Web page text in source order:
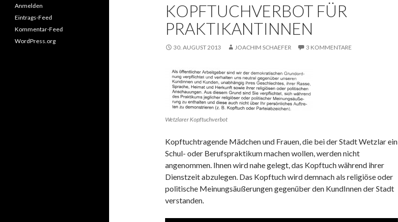
KOPFTUCHVERBOT FÜR
PRAKTIKANTINNEN
30. AUGUST 2013 JOACHIM SCHAEFER 3 KOMMENTARE
Wetzlarer Kopftuchverbot
Kopftuchtragende Mädchen und Frauen, die bei der Stadt Wetzlar ein
Schul- oder Berufspraktikum machen wollen, werden nicht
angenommen. Ihnen wird nahe gelegt, das Kopftuch während ihrer
Dienstzeit abzulegen. Das Kopftuch wird demnach als religiöse oder
politische Meinungsäußerungen gegenüber den KundInnen der Stadt
verstanden.
Anmelden
Eintrags-Feed
Kommentar-Feed
WordPress.org